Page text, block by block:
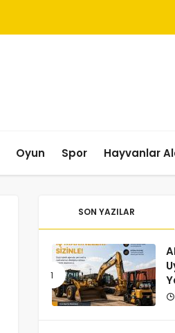
Oyun Spor Hayvanlar
SON YAZILAR